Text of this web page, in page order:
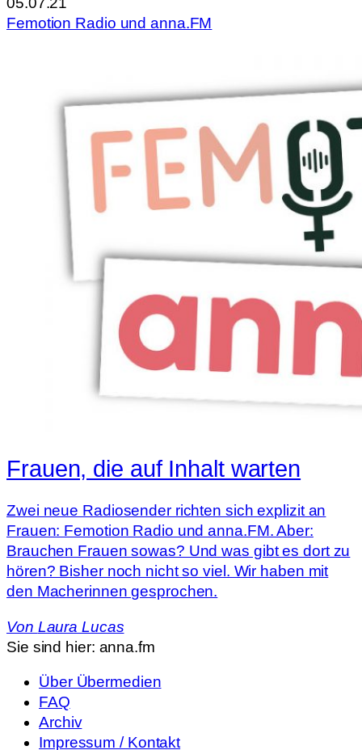
Femotion Radio und anna.FM
Frauen, die auf Inhalt warten
Zwei neue Radiosender richten sich explizit an
Frauen: Femotion Radio und anna.FM. Aber:
Brauchen Frauen sowas? Und was gibt es dort zu
hören? Bisher noch nicht so viel. Wir haben mit
den Macherinnen gesprochen.
Von Laura Lucas
Sie sind hier: anna.fm
Über Übermedien
FAQ
Archiv
Impressum / Kontakt